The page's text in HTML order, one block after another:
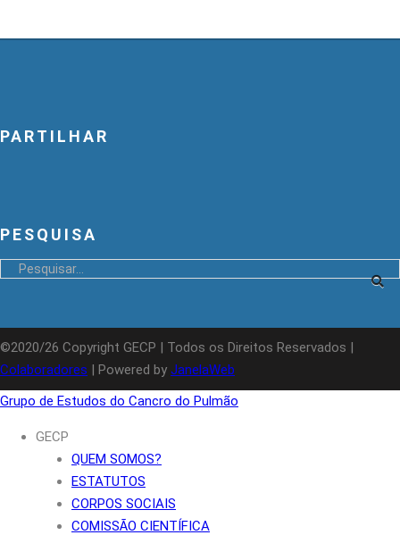
PARTILHAR
PESQUISA
©2020/26 Copyright GECP | Todos os Direitos Reservados |
Colaboradores | Powered by JanelaWeb
Grupo de Estudos do Cancro do Pulmão
GECP
QUEM SOMOS?
ESTATUTOS
CORPOS SOCIAIS
COMISSÃO CIENTÍFICA